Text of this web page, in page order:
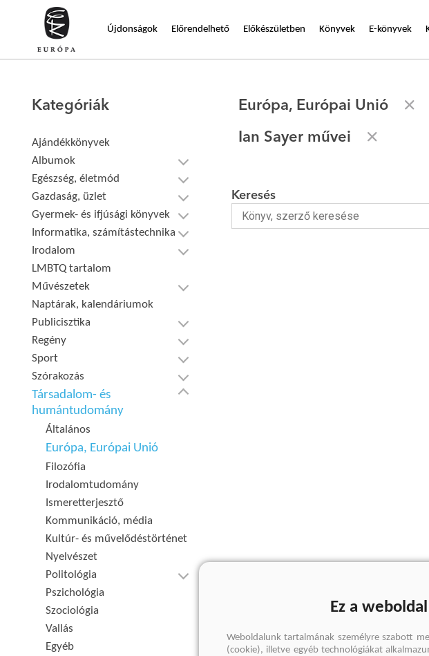
Újdonságok Előrendelhető Előkészületben Könyvek E-könyvek
Kategóriák
Ajándékkönyvek
Albumok
Egészség, életmód
Gazdaság, üzlet
Gyermek- és ifjúsági könyvek
Informatika, számítástechnika
Irodalom
LMBTQ tartalom
Művészetek
Naptárak, kalendáriumok
Publicisztika
Regény
Sport
Szórakozás
Társadalom- és
humántudomány
Általános
Európa, Európai Unió
Filozófia
Irodalomtudomány
Ismeretterjesztő
Kommunikáció, média
Kultúr- és művelődéstörténet
Nyelvészet
Politológia
Pszichológia
Szociológia
Vallás
Egyéb
Európa, Európai Unió
Ian Sayer művei
Keresés
Ez a
Weboldalunk tartalmának személyre szabott
(cookie), illetve egyéb technológiákat